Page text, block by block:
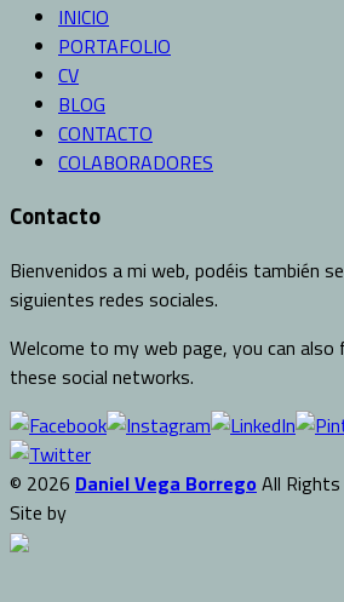
INICIO
PORTAFOLIO
CV
BLOG
CONTACTO
COLABORADORES
Contacto
Bienvenidos a mi web, podéis también
siguientes redes sociales.
Welcome to my web page, you can
these social networks.
© 2026 Daniel Vega Borrego All Rights
Site by